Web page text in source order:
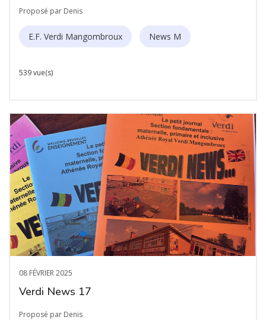
Proposé par Denis
E.F. Verdi Mangombroux News M
539 vue(s)
08 FÉVRIER 2025
Verdi News 17
Proposé par Denis